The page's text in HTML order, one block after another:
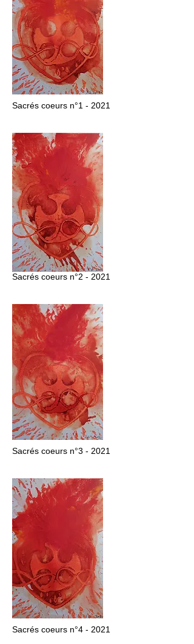
Sacrés coeurs n°1 - 2021
Sacrés coeurs n°2 - 2021
Sacrés coeurs n°3 - 2021
Sacrés coeurs n°4 - 2021